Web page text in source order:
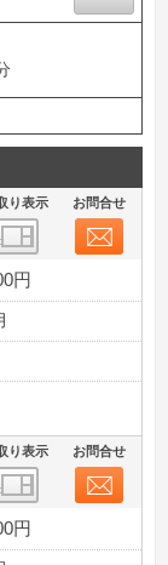
り表示 お問合せ
円
り表示 お問合せ
円